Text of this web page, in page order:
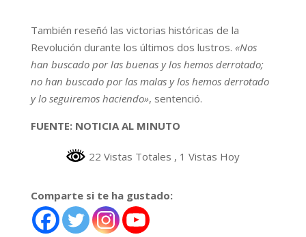
También reseñó las victorias históricas de la
Revolución durante los últimos dos lustros. «Nos
han buscado por las buenas y los hemos derrotado;
no han buscado por las malas y los hemos derrotado
y lo seguiremos haciendo», sentenció.
FUENTE: NOTICIA AL MINUTO
22 Vistas Totales , 1 Vistas Hoy
Comparte si te ha gustado: